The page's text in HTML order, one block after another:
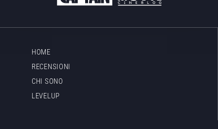
HOME
RECENSIONI
CHI SONO
LEVELUP